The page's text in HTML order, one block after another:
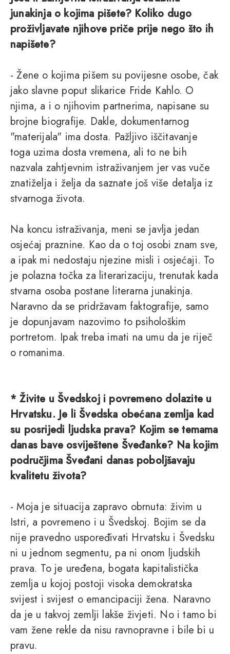
junakinja o kojima pišete? Koliko dugo
proživljavate njihove priče prije nego što ih
napišete?
- Žene o kojima pišem su povijesne osobe, čak
jako slavne poput slikarice Fride Kahlo. O
njima, a i o njihovim partnerima, napisane su
brojne biografije. Dakle, dokumentarnog
"materijala" ima dosta. Pažljivo iščitavanje
toga uzima dosta vremena, ali to ne bih
nazvala zahtjevnim istraživanjem jer vas vuče
znatiželja i želja da saznate još više detalja iz
stvarnoga života.
Na koncu istraživanja, meni se javlja jedan
osjećaj praznine. Kao da o toj osobi znam sve,
a ipak mi nedostaju njezine misli i osjećaji. To
je polazna točka za literarizaciju, trenutak kada
stvarna osoba postane literarna junakinja.
Naravno da se pridržavam faktografije, samo
je dopunjavam nazovimo to psihološkim
portretom. Ipak treba imati na umu da je riječ
o romanima.
* Živite u Švedskoj i povremeno dolazite u
Hrvatsku. Je li Švedska obećana zemlja kad
su posrijedi ljudska prava? Kojim se temama
danas bave osviještene Šveđanke? Na kojim
područjima Šveđani danas poboljšavaju
kvalitetu života?
- Moja je situacija zapravo obrnuta: živim u
Istri, a povremeno i u Švedskoj. Bojim se da
nije pravedno uspoređivati Hrvatsku i Švedsku
ni u jednom segmentu, pa ni onom ljudskih
prava. To je uređena, bogata kapitalistička
zemlja u kojoj postoji visoka demokratska
svijest i svijest o emancipaciji žena. Naravno
da je u takvoj zemlji lakše živjeti. No i tamo bi
vam žene rekle da nisu ravnopravne i bile bi u
pravu.